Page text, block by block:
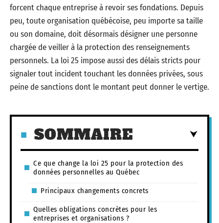
forcent chaque entreprise à revoir ses fondations. Depuis
peu, toute organisation québécoise, peu importe sa taille
ou son domaine, doit désormais désigner une personne
chargée de veiller à la protection des renseignements
personnels. La loi 25 impose aussi des délais stricts pour
signaler tout incident touchant les données privées, sous
peine de sanctions dont le montant peut donner le vertige.
SOMMAIRE
Ce que change la loi 25 pour la protection des
données personnelles au Québec
Principaux changements concrets
Quelles obligations concrètes pour les
entreprises et organisations ?